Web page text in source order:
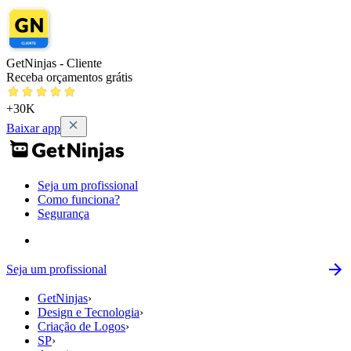
GetNinjas - Cliente
Receba orçamentos grátis
+30K
Baixar app
Seja um profissional
Como funciona?
Segurança
Seja um profissional
GetNinjas›
Design e Tecnologia›
Criação de Logos›
SP›